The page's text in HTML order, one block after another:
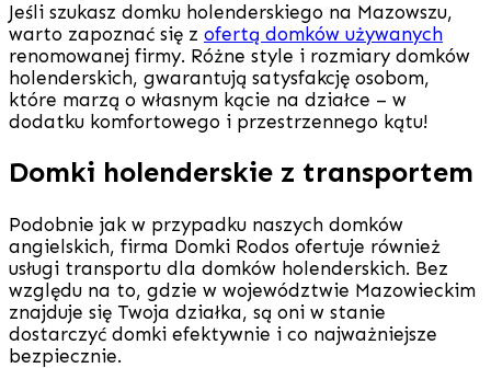
Jeśli szukasz domku holenderskiego na Mazowszu,
warto zapoznać się z ofertą domków używanych
renomowanej firmy. Różne style i rozmiary domków
holenderskich, gwarantują satysfakcję osobom,
które marzą o własnym kącie na działce – w
dodatku komfortowego i przestrzennego kątu!
Domki holenderskie z transportem
Podobnie jak w przypadku naszych domków
angielskich, firma Domki Rodos ofertuje również
usługi transportu dla domków holenderskich. Bez
względu na to, gdzie w województwie Mazowieckim
znajduje się Twoja działka, są oni w stanie
dostarczyć domki efektywnie i co najważniejsze
bezpiecznie.